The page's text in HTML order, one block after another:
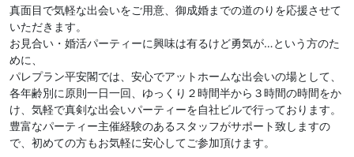
真面目で気軽な出会いをご用意、御成婚までの道のりを応援させて
いただきます。
お見合い・婚活パーティーに興味は有るけど勇気が…という方のた
めに、
パレプラン平安閣では、安心でアットホームな出会いの場として、
各年齢別に原則一日一回、ゆっくり２時間半から３時間の時間をか
け、気軽で真剣な出会いパーティーを自社ビルで行っております。
豊富なパーティー主催経験のあるスタッフがサポート致しますの
で、初めての方もお気軽に安心してご参加頂けます。